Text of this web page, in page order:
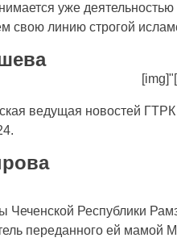
уже
свою линию строгой
ведущая новостей
Чеченской Республики
переданного ей